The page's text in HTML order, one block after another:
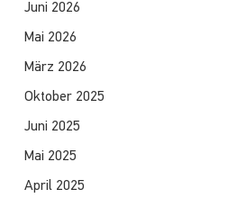
Juni 2026
Mai 2026
März 2026
Oktober 2025
Juni 2025
Mai 2025
April 2025